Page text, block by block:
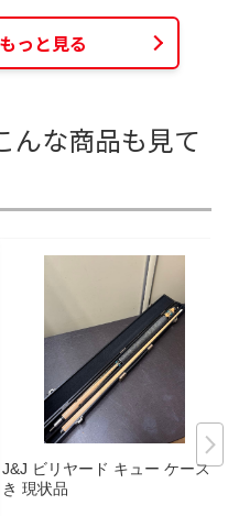
っと見る
んな商品も見て
J&J ビリヤード キュー ケース付
き 現状品